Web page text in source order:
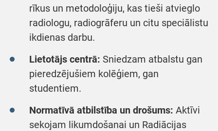
rīkus un metodoloģiju, kas tieši atvieglo
radiologu, radiogrāferu un citu speciālistu
ikdienas darbu.
Lietotājs centrā: Sniedzam atbalstu gan
pieredzējušiem kolēģiem, gan
studentiem.
Normatīvā atbilstība un drošums: Aktīvi
sekojam likumdošanai un Radiācijas